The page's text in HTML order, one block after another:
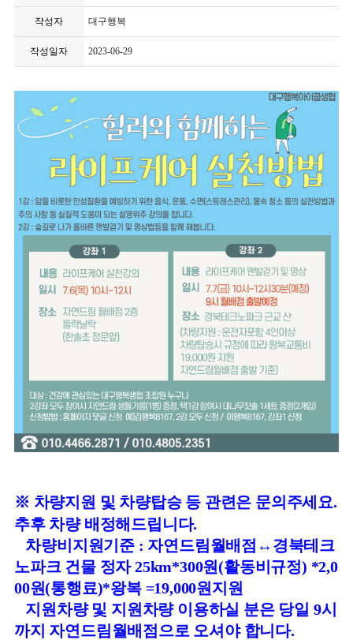
작성자 대구행복
작성일자 2023-06-29
※ 차량지원 및 차량탑승 등 관련은 문의주세요.
추후 차량 배정해드립니다.
차량비지원기준 : 자연드림월배점 ↔ 경북테크
노파크 건물 정자 25km*300원(활동비규정) *2,0
00원(통행료)*왕복 =19,000원지원
지원차량 및 지원차량 이용하실 분은 당일 9시
까지 자연드림월배점으로 오셔야 합니다.